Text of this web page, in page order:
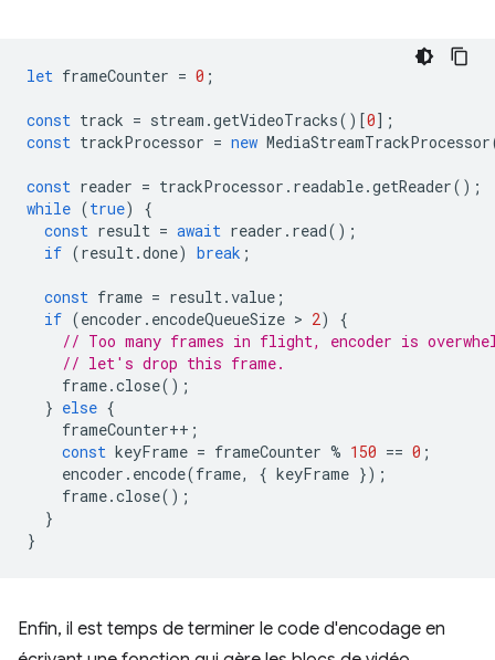
let frameCounter = 0 ;
const track = stream .getVideoTracks()[0];
const trackProcessor = new MediaStreamTrackProcessor
const reader = trackProcessor . readable.getReader();
while (true)
{
const result = await reader . read();
if (result .done) break ;
const frame = result .value ;
if (encoder . encodeQueueSize > 2)
{
// Too many frames in flight, encoder is
// let's drop this frame.
frame.close();
} else {
frameCounter++ ;
const keyFrame = frameCounter % 150 == 0 ;
encoder . encode(frame, { keyFrame });
frame.close();
}
}
Enfin, il est temps de terminer le code d'encodage en